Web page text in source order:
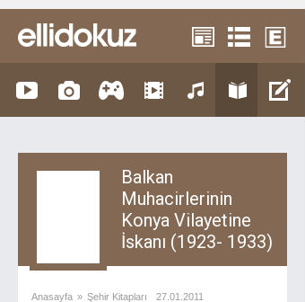
Balkan
Muhacirlerinin
Konya Vilayetine
İskanı (1923- 1933)
Anasayfa » Şehir Kitapları 27.01.2011